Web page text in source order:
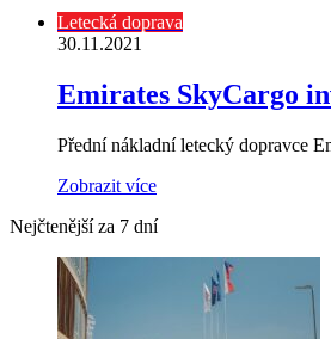
Letecká doprava
30.11.2021
Emirates SkyCargo
Přední nákladní letecký dopravce
Zobrazit více
Nejčtenější za 7 dní